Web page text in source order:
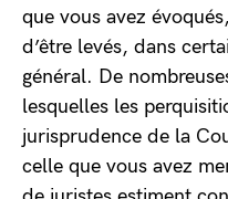
que vous avez
d’être levés, dans
général. De
lesquelles les
jurisprudence de la
celle que vous avez